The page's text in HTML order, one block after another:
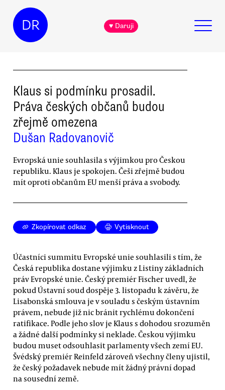
DR ♥ Daruji
Klaus si podmínku prosadil.
Práva českých občanů budou
zřejmě omezena
Dušan Radovanovič
Evropská unie souhlasila s výjimkou pro Českou
republiku. Klaus je spokojen. Češi zřejmě budou
mít oproti občanům EU menší práva a svobody.
Zkopírovat odkaz Vytisknout
Účastníci summitu Evropské unie souhlasili s tím, že
Česká republika dostane výjimku z Listiny základních
práv Evropské unie. Český premiér Fischer uvedl, že
pokud Ústavní soud dospěje 3. listopadu k závěru, že
Lisabonská smlouva je v souladu s českým ústavním
právem, nebude již nic bránit rychlému dokončení
ratifikace. Podle jeho slov je Klaus s dohodou srozuměn
a žádné další podmínky si neklade. Českou výjimku
budou muset odsouhlasit parlamenty všech zemí EU.
Švédský premiér Reinfeld zároveň všechny členy ujistil,
že český požadavek nebude mít žádný právní dopad
na sousední země.